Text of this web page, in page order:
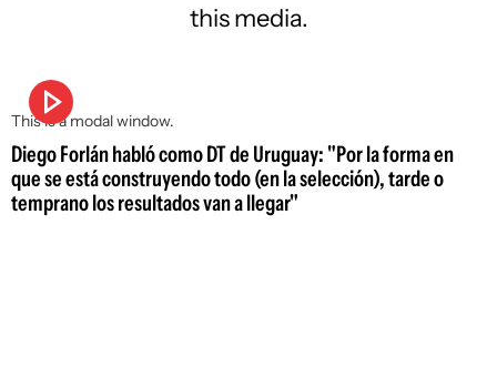
This is a modal window.
this media.
Diego Forlán habló como DT de Uruguay: "Por la forma en
que se está construyendo todo (en la selección), tarde o
temprano los resultados van a llegar"